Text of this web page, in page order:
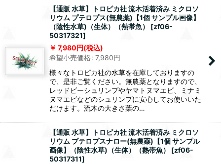
【通販 水草】トロピカ社 流木活着済み ミクロソ
リウム プテロプス(無農薬)【1個 サンプル画像】
（陰性水草)（生体）（熱帯魚）
[zf06-
50317321]
7,980円(税込)
希望小売価格: 7,980円
様々なトロピカ社の水草を在庫しておりますの
で、是非ご覧ください。無農薬となりますので、
レッドビーシュリンプやヤマトヌマエビ、ミナミ
ヌマエビなどのシュリンプに安心してお使いいた
だけます。流木の大きさ葉の…
【通販 水草】トロピカ社 流木活着済み ミクロソ
リウム プテロプスナロー(無農薬)【1個 サンプル
画像】（陰性水草)（生体）（熱帯魚）
[zf06-
50317311]